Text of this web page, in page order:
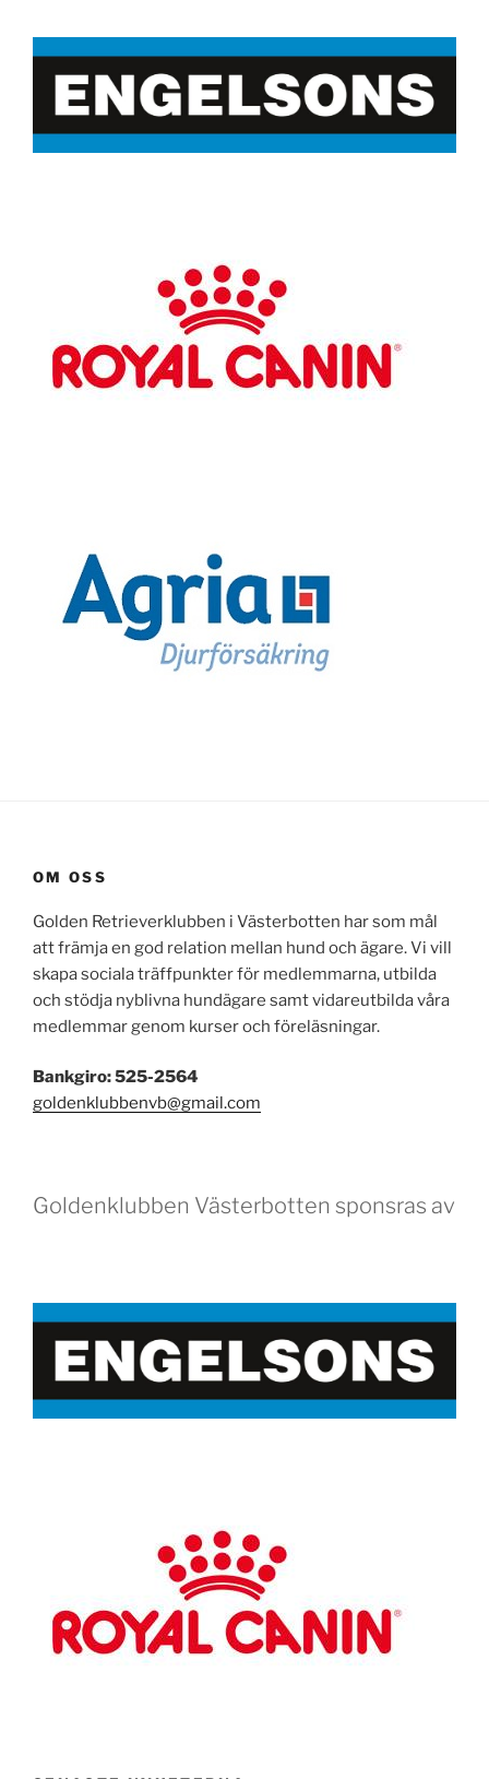
OM OSS
Golden Retrieverklubben i Västerbotten har som mål
att främja en god relation mellan hund och ägare. Vi vill
skapa sociala träffpunkter för medlemmarna, utbilda
och stödja nyblivna hundägare samt vidareutbilda våra
medlemmar genom kurser och föreläsningar.
Bankgiro: 525-2564
goldenklubbenvb@gmail.com
Goldenklubben Västerbotten sponsras av